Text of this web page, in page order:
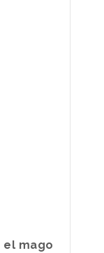
el mago